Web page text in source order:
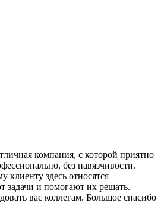
компания, с которой приятно
без навязчивости.
клиенту здесь относятся
задачи и помогают их решать.
вас коллегам. Большое спасибо